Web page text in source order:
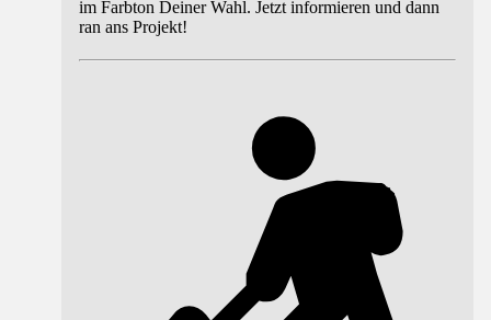
im Farbton Deiner Wahl. Jetzt informieren und dann
ran ans Projekt!